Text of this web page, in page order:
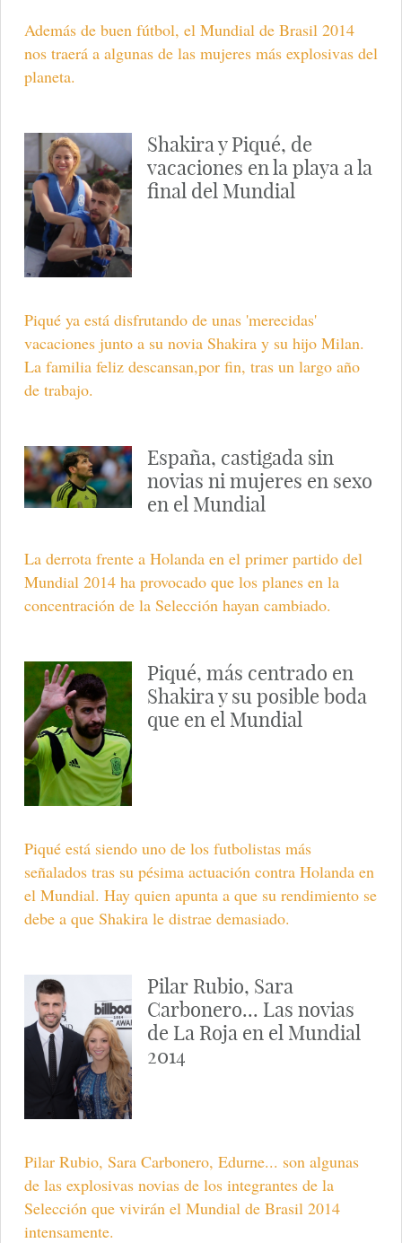
Además de buen fútbol, el Mundial de Brasil 2014
nos traerá a algunas de las mujeres más explosivas del
planeta.
Shakira y Piqué, de
vacaciones en la playa a la
final del Mundial
Piqué ya está disfrutando de unas 'merecidas'
vacaciones junto a su novia Shakira y su hijo Milan.
La familia feliz descansan,por fin, tras un largo año
de trabajo.
España, castigada sin
novias ni mujeres en sexo
en el Mundial
La derrota frente a Holanda en el primer partido del
Mundial 2014 ha provocado que los planes en la
concentración de la Selección hayan cambiado.
Piqué, más centrado en
Shakira y su posible boda
que en el Mundial
Piqué está siendo uno de los futbolistas más
señalados tras su pésima actuación contra Holanda en
el Mundial. Hay quien apunta a que su rendimiento se
debe a que Shakira le distrae demasiado.
Pilar Rubio, Sara
Carbonero... Las novias
de La Roja en el Mundial
2014
Pilar Rubio, Sara Carbonero, Edurne... son algunas
de las explosivas novias de los integrantes de la
Selección que vivirán el Mundial de Brasil 2014
intensamente.